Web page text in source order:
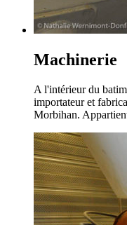
Machinerie
A l'intérieur du
importateur et
Morbihan.